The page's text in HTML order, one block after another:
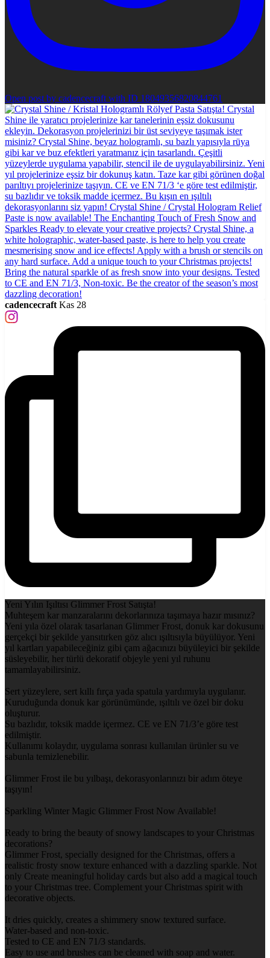
Open post by cadencecraft with ID 18049356820844761
cadencecraft Kas 28
Yeni Yılın Işıltısı Glimmer Frost Satışta!
Muhteşem kar manzaralarını dekorlarınıza taşımaya hazır mısınız?
Yeni yıla özel olarak tasarlanan Glimmer Frost, donuk kar dokusunu
gerçekçi bir şekilde yansıtırken göz alıcı ışıltısıyla büyülüyor. Yeni
yıl kartları yapabileceğiniz gibi çam ağacınızı büyüleyici bir şekilde
süsleyebilir, her türlü dekoratif objeyle yeni yıl ruhunu
tamamlayabilirsiniz.
Sert yüzeylere, sert kıllı fırça yada spatula yardımıyla uygulanır.
Kuruduğunda donuk kar görünümünde, ışıltılı ve özel bir doku
oluşturur.
Su bazlıdır, toksik madde içermez. CE ve EN 71/3’e göre test
edilmiştir.
Kullanımı kolaydır, uygulama sonrası kullanılan ürünler su ve
sabunla temizlenebilir.
Glimmer Frost ile bu yılbaşı, dekorasyonlarınızı bir adım öteye
taşıyın!
Sparkling Winter Magic Glimmer Frost Now Available!
Ready to bring the beauty of snowy landscapes to your Christmas
decorations?
Glimmer Frost, specially designed for the Christmas, offers a
realistic frosty snow texture enhanced with a dazzling sparkle. Not
only Create meaningful holiday cards but also add a magical touch
to your Christmas tree. Complement your Christmas spirit with
decorative objects.
It dries quickly, creates a shimmery snow textured surface.
Water-based and non-toxic.
Tested to CE and EN 71/3 standards.
Easy to use and brushes can be cleaned with soap and water.